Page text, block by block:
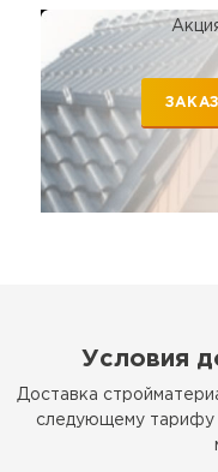
Условия
Доставка
следующему тарифу